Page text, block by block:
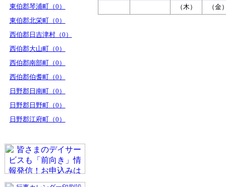
東伯郡琴浦町（0）
東伯郡北栄町（0）
西伯郡日吉津村（0）
西伯郡大山町（0）
西伯郡南部町（0）
西伯郡伯耆町（0）
日野郡日南町（0）
日野郡日野町（0）
日野郡江府町（0）
（木）
（金